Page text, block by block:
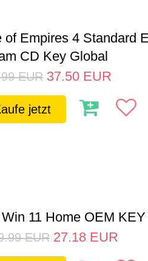
of Empires 4 Standard
CD Key Global
EUR 37.50 EUR
jetzt
11 Home OEM
EUR 27.18 EUR